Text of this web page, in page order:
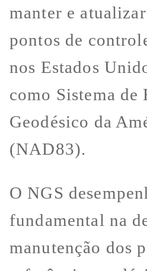
manter e
pontos de
nos Estados
como Sistema de
Geodésico da
(NAD83).
O NGS
fundamental na
manutenção dos